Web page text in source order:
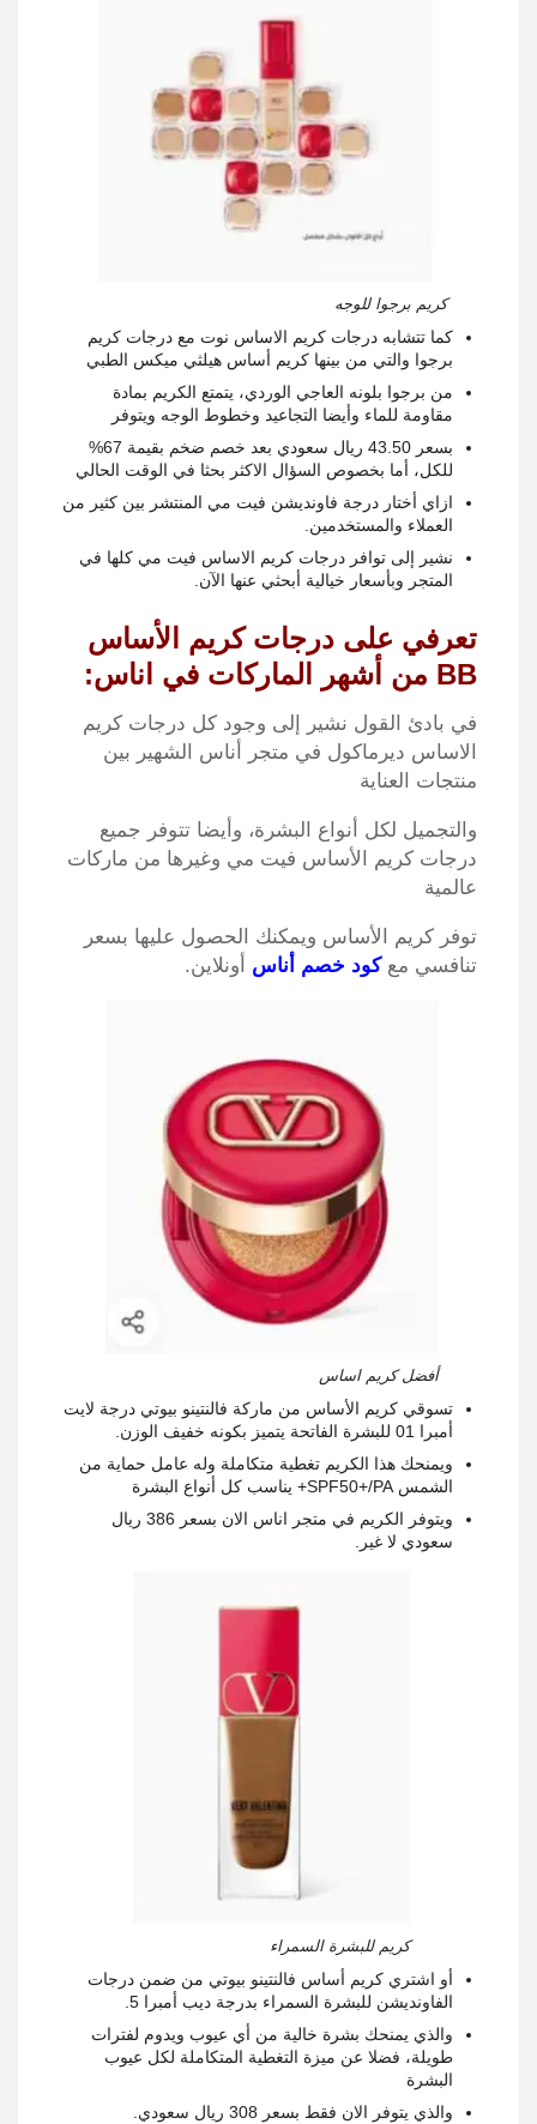
كريم برجوا للوجه
كما تتشابه درجات كريم الاساس نوت مع درجات كريم
برجوا والتي من بينها كريم أساس هيلثي ميكس الطبي
من برجوا بلونه العاجي الوردي، يتمتع الكريم بمادة
مقاومة للماء وأيضا التجاعيد وخطوط الوجه ويتوفر
بسعر 43.50 ريال سعودي بعد خصم ضخم بقيمة 67%
للكل، أما بخصوص السؤال الاكثر بحثا في الوقت الحالي
ازاي أختار درجة فاونديشن فيت مي المنتشر بين كثير من
العملاء والمستخدمين.
نشير إلى توافر درجات كريم الاساس فيت مي كلها في
المتجر وبأسعار خيالية أبحثي عنها الآن.
تعرفي على درجات كريم الأساس
BB من أشهر الماركات في اناس:
في بادئ القول نشير إلى وجود كل درجات كريم
الاساس ديرماكول في متجر أناس الشهير بين
منتجات العناية
والتجميل لكل أنواع البشرة، وأيضا تتوفر جميع
درجات كريم الأساس فيت مي وغيرها من ماركات
عالمية
توفر كريم الأساس ويمكنك الحصول عليها بسعر
تنافسي معكود خصم أناس أونلاين.
أفضل كريم اساس
تسوقي كريم الأساس من ماركة فالنتينو بيوتي درجة لايت
أمبرا 01 للبشرة الفاتحة يتميز بكونه خفيف الوزن.
ويمنحك هذا الكريم تغطية متكاملة وله عامل حماية من
الشمس SPF50+/PA+ يناسب كل أنواع البشرة
ويتوفر الكريم في متجر اناس الان بسعر 386 ريال
سعودي لا غير.
كريم للبشرة السمراء
أو اشتري كريم أساس فالنتينو بيوتي من ضمن درجات
الفاونديشن للبشرة السمراء بدرجة ديب أمبرا 5.
والذي يمنحك بشرة خالية من أي عيوب ويدوم لفترات
طويلة، فضلا عن ميزة التغطية المتكاملة لكل عيوب
البشرة
والذي يتوفر الان فقط بسعر 308 ريال سعودي.